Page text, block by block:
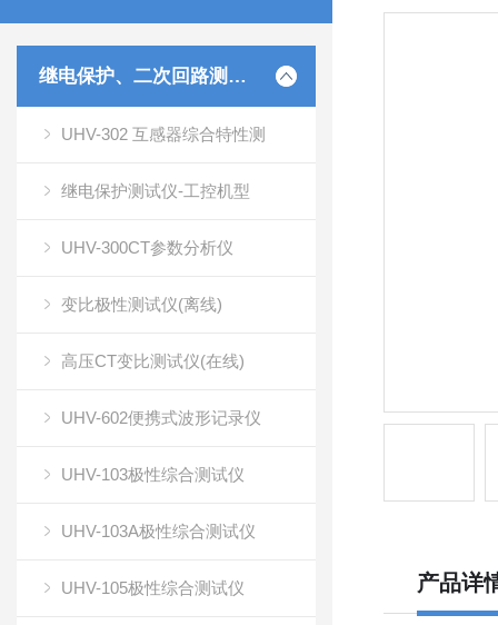
继电保护、二次回路测试仪器
UHV-302 互感器综合特性测
继电保护测试仪-工控机型
UHV-300CT参数分析仪
变比极性测试仪(离线)
高压CT变比测试仪(在线)
UHV-602便携式波形记录仪
UHV-103极性综合测试仪
UHV-103A极性综合测试仪
UHV-105极性综合测试仪 产品详